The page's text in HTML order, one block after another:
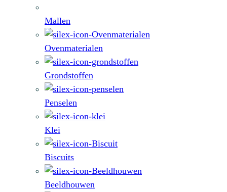
Mallen
Ovenmaterialen
Grondstoffen
Penselen
Klei
Biscuits
Beeldhouwen